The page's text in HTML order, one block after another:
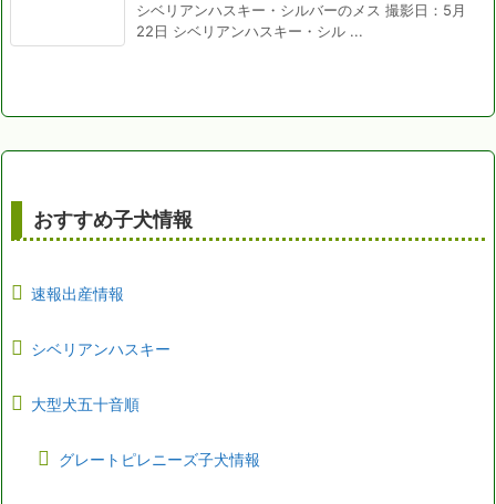
シベリアンハスキー・シルバーのメス 撮影日：5月
22日 シベリアンハスキー・シル ...
おすすめ子犬情報
速報出産情報
シベリアンハスキー
大型犬五十音順
グレートピレニーズ子犬情報